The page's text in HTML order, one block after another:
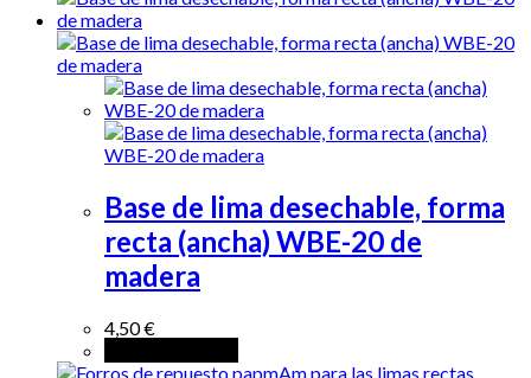
Base de lima desechable, forma
recta (ancha) WBE-20 de
madera
4,50€